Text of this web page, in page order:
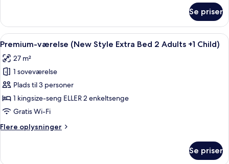
suite
(Extra
Bed
Adults)
Se priser
Indlæs
alle
billeder
af
Premium-
værelse
(New
Extra
Minibar, pengeskab på værelset,
8
Premium-værelse (New Style Extra Bed 2 Adults +1 Child)
27 m²
1 soveværelse
Plads til 3 personer
1 kingsize-seng ELLER 2 enkeltsenge
Gratis Wi-Fi
Flere oplysninger
Flere
Se priser